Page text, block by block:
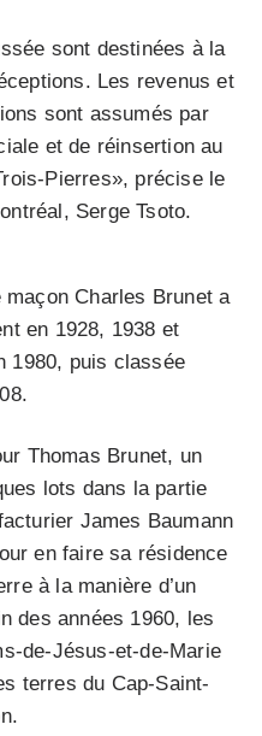
sont destinées à la
Les revenus et
sont assumés par
et de réinsertion au
Pierres», précise le
Serge Tsoto.
Charles Brunet a
en 1928, 1938 et
1980, puis classée
Thomas Brunet, un
lots dans la partie
James Baumann
en faire sa résidence
à la manière d’un
des années 1960, les
de-Jésus-et-de-Marie
terres du Cap-Saint-